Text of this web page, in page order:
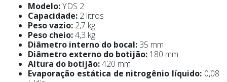
Modelo:YDS 2
Capacidade: 2 litros
Peso vazio: 2,7 kg
Peso cheio:4,3 kg
Diâmetro interno do bocal: 35 mm
Diâmetro externo do botijão: 180 mm
Altura do botijão:420 mm
Evaporação estática de nitrogênio líquido: 0,08